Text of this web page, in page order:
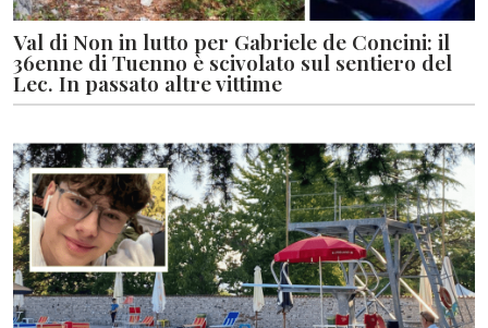
Val di Non in lutto per Gabriele de Concini: il
36enne di Tuenno è scivolato sul sentiero del
Lec. In passato altre vittime